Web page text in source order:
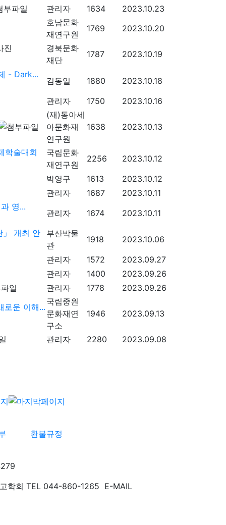
관리자 1634
2023.10.23
호남문화
재연구원
1769 2023.10.20
경북문화
재단
1787 2023.10.19
- Dark...
김동일 1880
2023.10.18
관리자 1750 2023.10.16
(재)동아세
아문화재
연구원
1638 2023.10.13
학술대회
국립문화
재연구원
2256
2023.10.12
박영구 1613
2023.10.12
관리자 1687
2023.10.11
영...
관리자 1674 2023.10.11
」 개최 안
부산박물
관
1918
2023.10.06
관리자 1572
2023.09.27
관리자 1400
2023.09.26
관리자 1778 2023.09.26
로운 이해...
국립중원
문화재연
구소
1946 2023.09.13
관리자 2280 2023.09.08
환불규정
고학회 TEL 044-860-1265 E-MAIL